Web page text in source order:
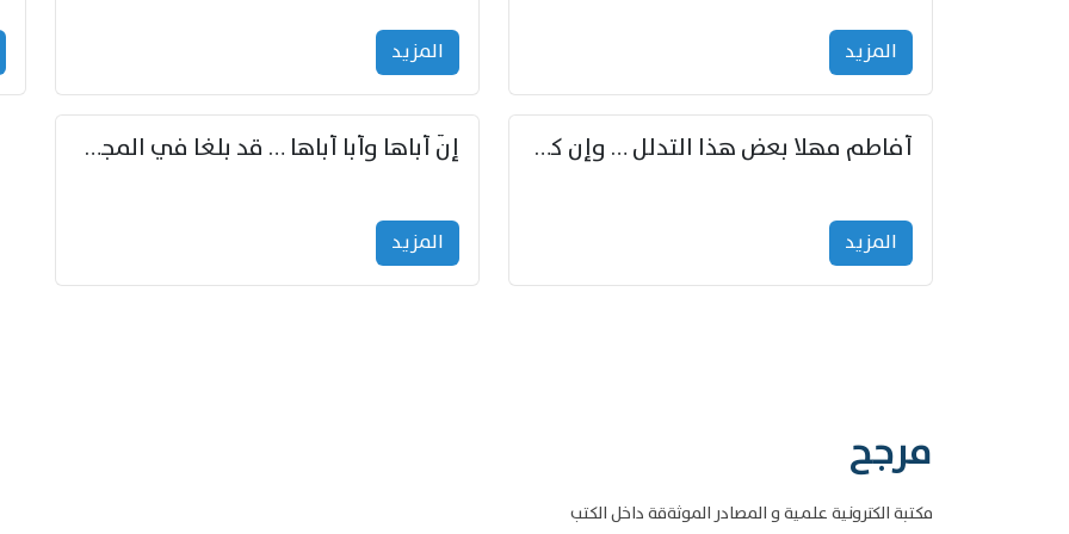
المزید المزید
أفاطم مهلا بعض هذا التدلل … وإن كنت قد أزمعت صرمي فأجملي
المزید
إنّ أباها وأبا أباها … قد بلغا في المجد غايتاها
المزید
مرجح
مكتبة الكترونية علمية و المصادر الموثةقة داخل الكتب